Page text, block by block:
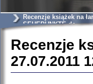
Recenzje książek na
SEHEPUNKTE.de
Recenzje
27.07.2011